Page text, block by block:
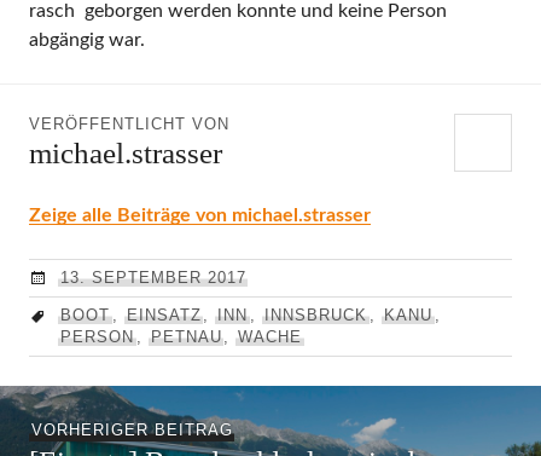
rasch geborgen werden konnte und keine Person
abgängig war.
VERÖFFENTLICHT VON
michael.strasser
Zeige alle Beiträge von michael.strasser
13. SEPTEMBER 2017
BOOT, EINSATZ,INN,INNSBRUCK, KANU,
PERSON, PETNAU,WACHE
Beitragsnavigation
VORHERIGER BEITRAG Vorheriger